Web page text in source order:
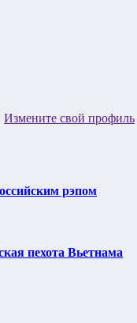
Измените свой профиль
рэпом
пехота Вьетнама